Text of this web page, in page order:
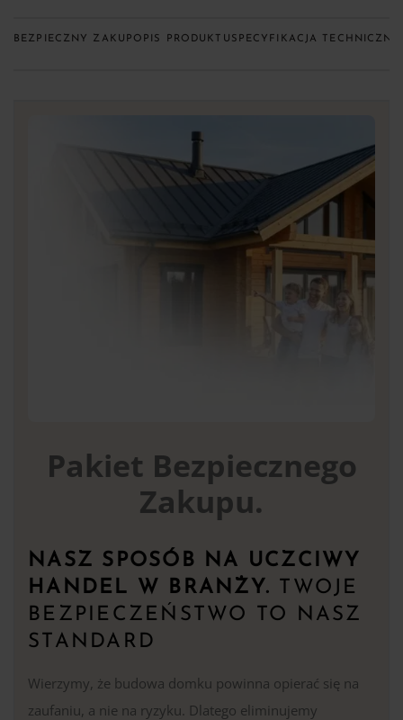
BEZPIECZNY ZAKUP OPIS PRODUKTU SPECYFIKACJA TECHNICZNA
Pakiet Bezpiecznego
Zakupu.
NASZ SPOSÓB NA UCZCIWY
HANDEL W BRANŻY.
TWOJE
BEZPIECZEŃSTWO TO NASZ
STANDARD
Wierzymy, że budowa domku powinna opierać się na
zaufaniu, a nie na ryzyku. Dlatego eliminujemy